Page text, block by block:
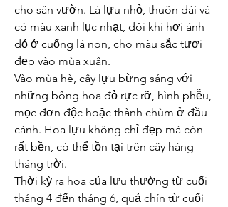
cho sân vườn. Lá lựu nhỏ, thuôn dài và
có màu xanh lục nhạt, đôi khi hơi ánh
đỏ ở cuống lá non, cho màu sắc tươi
đẹp vào mùa xuân.
Vào mùa hè, cây lựu bừng sáng với
những bông hoa đỏ rực rỡ, hình phễu,
mọc đơn độc hoặc thành chùm ở đầu
cành. Hoa lựu không chỉ đẹp mà còn
rất bền, có thể tồn tại trên cây hàng
tháng trời.
Thời kỳ ra hoa của lựu thường từ cuối
tháng 4 đến tháng 6, quả chín từ cuối